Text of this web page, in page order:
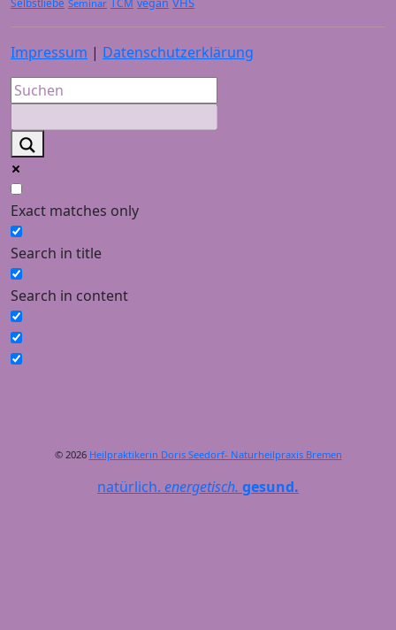
Seminar vegan
Impressum | Datenschutzerklärung
Exact matches only
Search in title
Search in content
© 2026 Heilpraktikerin Doris Seedorf- Naturheilpraxis Bremen
natürlich. energetisch. gesund.